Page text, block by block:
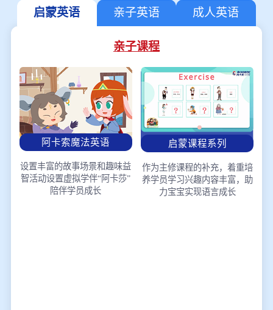
启蒙英语 亲子英语 成人英语
亲子课程
阿卡索魔法英语
设置丰富的故事场景和趣味益
智活动设置虚拟学伴“阿卡莎”
陪伴学员成长
启蒙课程系列
作为主修课程的补充，着重培
养学员学习兴趣内容丰富，助
力宝宝实现语言成长